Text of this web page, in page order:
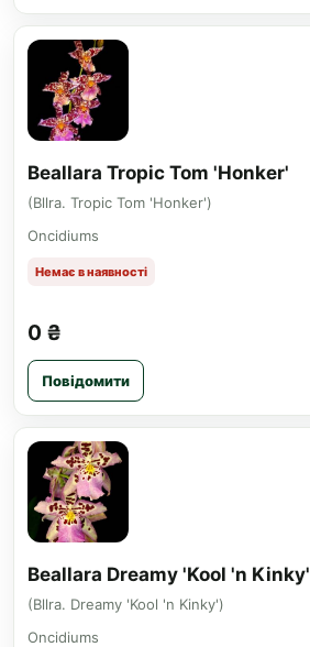
Beallara Tropic Tom 'Honker'
(Bllra. Tropic Tom 'Honker')
Oncidiums
Немає в наявності
0 ₴
Повідомити
Beallara Dreamy 'Kool 'n Kinky'
(Bllra. Dreamy 'Kool 'n Kinky')
Oncidiums